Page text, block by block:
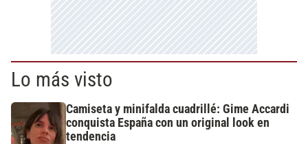
Lo más visto
Camiseta y minifalda cuadrillé: Gime Accardi
conquista España con un original look en
tendencia